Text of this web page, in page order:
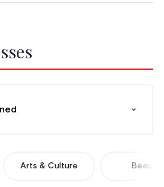
Arts & Culture Beauté